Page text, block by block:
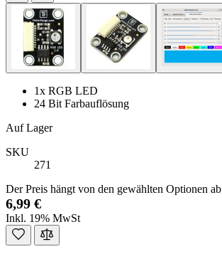
1x RGB LED
24 Bit Farbauflösung
Auf Lager
SKU
271
Der Preis hängt von den gewählten Optionen ab
6,99 €
Inkl. 19% MwSt